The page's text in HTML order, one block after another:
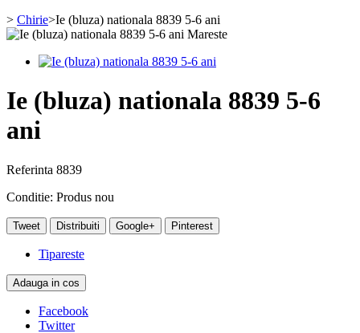
> Chirie>Ie (bluza) nationala 8839 5-6 ani
Mareste
Ie (bluza) nationala 8839 5-6
ani
Referinta 8839
Conditie: Produs nou
Tweet Distribuiti Google+ Pinterest
Tipareste
Adauga in cos
Facebook
Twitter